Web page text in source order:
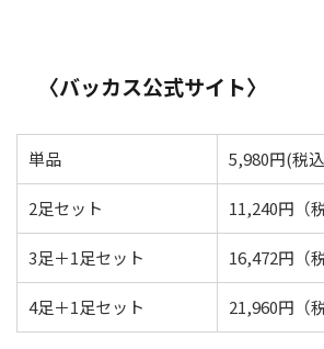
〈バッカス公式サイト〉
単品 5,980円(税
2足セット 11,240円（
3足＋1足セット 16,472円（
4足＋1足セット 21,960円（